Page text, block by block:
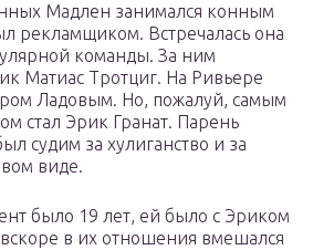
Мадлен занимался конным
рекламщиком. Встречалась она
команды. За ним
Матиас Тротциг. На Ривьере
Ладовым. Но, пожалуй, самым
стал Эрик Гранат. Парень
судим за хулиганство и за
виде.
было 19 лет, ей было с Эриком
в их отношения вмешался